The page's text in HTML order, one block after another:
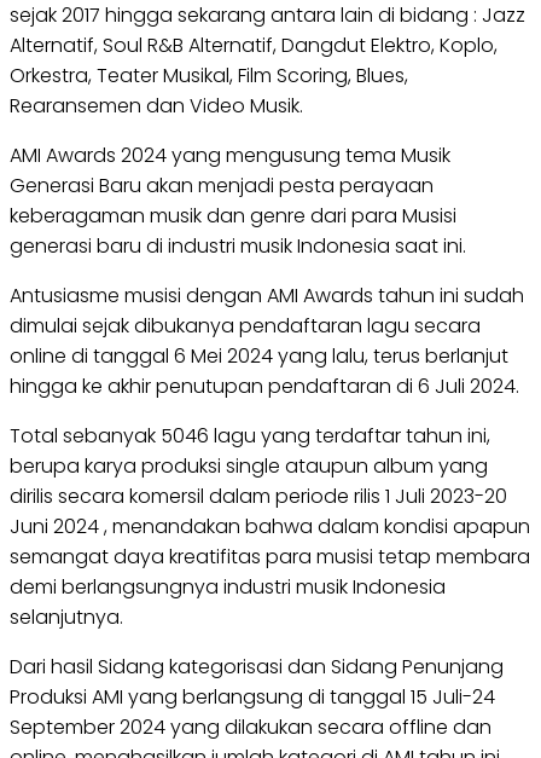
sejak 2017 hingga sekarang antara lain di bidang : Jazz
Alternatif, Soul R&B Alternatif, Dangdut Elektro, Koplo,
Orkestra, Teater Musikal, Film Scoring, Blues,
Rearansemen dan Video Musik.
AMI Awards 2024 yang mengusung tema Musik
Generasi Baru akan menjadi pesta perayaan
keberagaman musik dan genre dari para Musisi
generasi baru di industri musik Indonesia saat ini.
Antusiasme musisi dengan AMI Awards tahun ini sudah
dimulai sejak dibukanya pendaftaran lagu secara
online di tanggal 6 Mei 2024 yang lalu, terus berlanjut
hingga ke akhir penutupan pendaftaran di 6 Juli 2024.
Total sebanyak 5046 lagu yang terdaftar tahun ini,
berupa karya produksi single ataupun album yang
dirilis secara komersil dalam periode rilis 1 Juli 2023-20
Juni 2024 , menandakan bahwa dalam kondisi apapun
semangat daya kreatifitas para musisi tetap membara
demi berlangsungnya industri musik Indonesia
selanjutnya.
Dari hasil Sidang kategorisasi dan Sidang Penunjang
Produksi AMI yang berlangsung di tanggal 15 Juli-24
September 2024 yang dilakukan secara offline dan